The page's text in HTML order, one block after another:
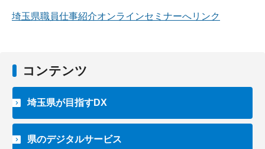
埼玉県職員仕事紹介オンラインセミナーへリンク
コンテンツ
埼玉県が目指すDX
県のデジタルサービス